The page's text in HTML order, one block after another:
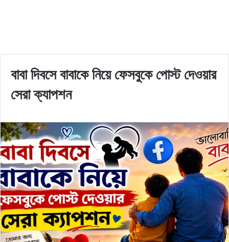
বাবা দিবসে বাবাকে নিয়ে ফেসবুকে পোস্ট দেওয়ার
সেরা ক্যাপশন